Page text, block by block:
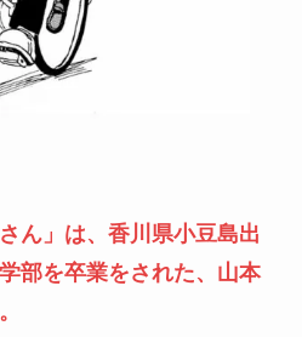
ん」は、香川県小豆島出
部を卒業をされた、山本